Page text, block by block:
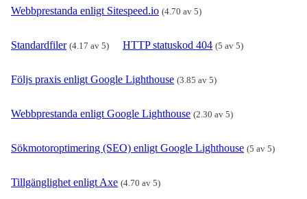
Webbprestanda enligt Sitespeed.io (4.70 av 5)
Standardfiler (4.17 av 5) HTTP statuskod 404 (5 av 5)
Följs praxis enligt Google Lighthouse (3.85 av 5)
Webbprestanda enligt Google Lighthouse (2.30 av 5)
Sökmotoroptimering (SEO) enligt Google Lighthouse (5 av 5)
Tillgänglighet enligt Axe (4.70 av 5)